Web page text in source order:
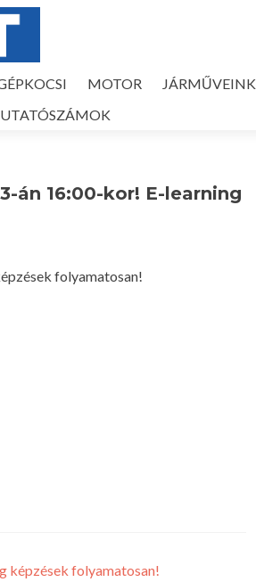
MOTOR JÁRMŰVEINK
án 16:00-kor! E-learning
folyamatosan!
képzések folyamatosan!